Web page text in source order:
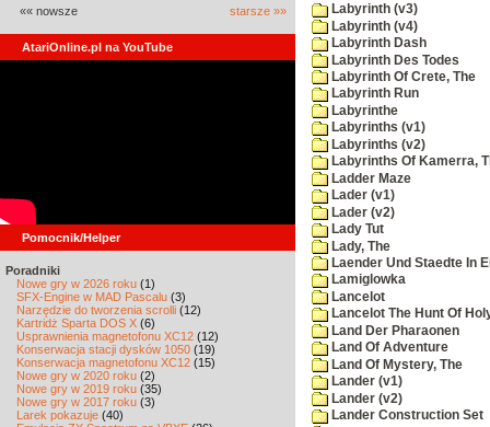
«« nowsze starsze »»
AtariOnline.pl na YouTube
Pomocnik/Helper
Poradniki
Nowe gry w 2026 roku (1)
SFX-Engine w MAD Pascalu (3)
Narzędzie do tworzenia scrolli (12)
Kartridż Sparta DOS X (6)
Usprawnienia magnetofonu XC12 (12)
Konserwacja stacji dysków 1050 (19)
Konserwacja magnetofonu XC12 (15)
Nowe gry w 2020 roku (2)
Nowe gry w 2019 roku (35)
Nowe gry w 2017 roku (3)
Larek pokazuje (40)
Labyrinth (v3)
Labyrinth (v4)
Labyrinth Dash
Labyrinth Des Todes
Labyrinth Of Crete, The
Labyrinth Run
Labyrinthe
Labyrinths (v1)
Labyrinths (v2)
Labyrinths Of Kamerra,
Ladder Maze
Lader (v1)
Lader (v2)
Lady Tut
Lady, The
Laender Und Staedte In
Lamiglowka
Lancelot
Lancelot The Hunt Of
Land Der Pharaonen
Land Of Adventure
Land Of Mystery, The
Lander (v1)
Lander (v2)
Lander Construction Set